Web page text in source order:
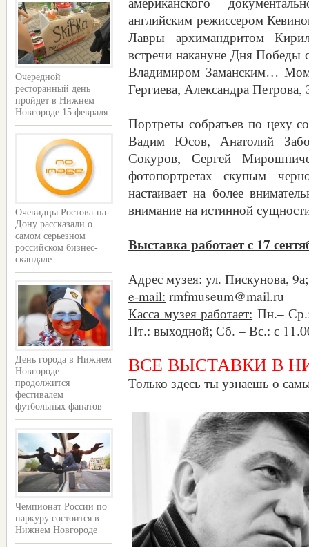
Очередной
ресторанный день
пройдет в Нижнем
Новгороде 15 февраля
Очевидцы Ростова-на-
Дону рассказали о
самом серьезном
российском бизнес-
скандале
День города в Нижнем
Новгороде
продолжится
фестивалем
футбольных фанатов
Чемпионат России по
паркуру состоится в
Нижнем Новгороде
английским режиссером
Лавры архимандритом
встречи накануне Дня
Владимиром Заманским…
Гергиева, Александра
Портреты собратьев по цеху
Вадим Юсов, Анатолий
Сокуров, Сергей
фотопортретах скупым
настаивает на более
внимание на истинной
Выставка работает с 17
Адрес музея: ул. Пискунова,
e-mail: rmfmuseum@mail.ru
Касса музея работает: Пн.–
Пт.: выходной; Сб. – Вс.: с
ВСЕ ВЫСТАВКИ В
Только здесь ты узнаешь о